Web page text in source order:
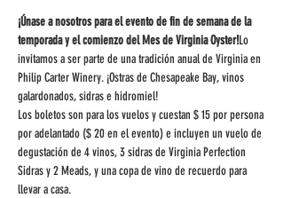
¡Únase a nosotros para el evento de fin de semana de la
temporada y el comienzo del Mes de Virginia Oyster!Lo
invitamos a ser parte de una tradición anual de Virginia en
Philip Carter Winery. ¡Ostras de Chesapeake Bay, vinos
galardonados, sidras e hidromiel!
Los boletos son para los vuelos y cuestan $ 15 por persona
por adelantado ($ 20 en el evento) e incluyen un vuelo de
degustación de 4 vinos, 3 sidras de Virginia Perfection
Sidras y 2 Meads, y una copa de vino de recuerdo para
llevar a casa.